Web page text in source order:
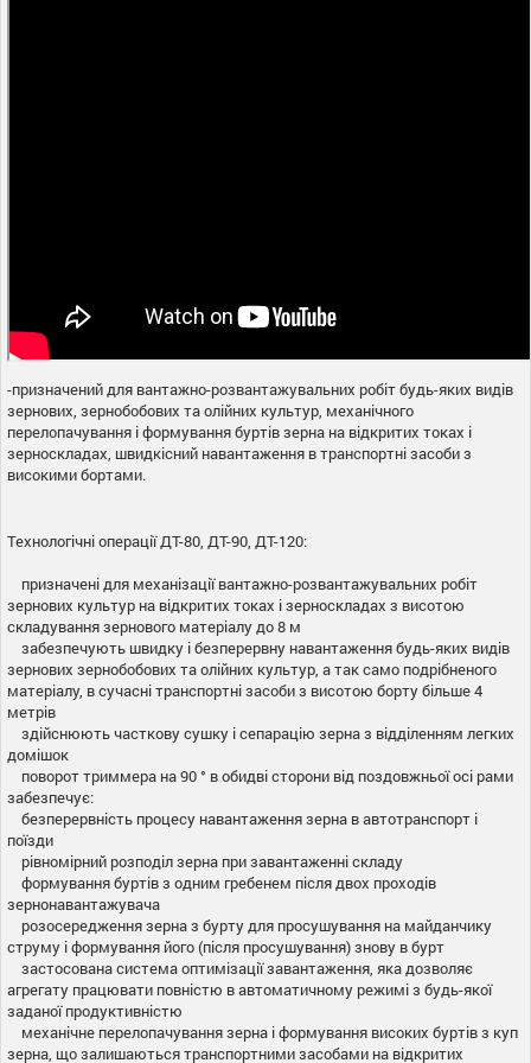
-призначений для вантажно-розвантажувальних робіт будь-яких видів
зернових, зернобобових та олійних культур, механічного
перелопачування і формування буртів зерна на відкритих токах і
зерноскладах, швидкісний навантаження в транспортні засоби з
високими бортами.
Технологічні операції ДТ-80, ДТ-90, ДТ-120:
призначені для механізації вантажно-розвантажувальних робіт
зернових культур на відкритих токах і зерноскладах з висотою
складування зернового матеріалу до 8 м
забезпечують швидку і безперервну навантаження будь-яких видів
зернових зернобобових та олійних культур, а так само подрібненого
матеріалу, в сучасні транспортні засоби з висотою борту більше 4
метрів
здійснюють часткову сушку і сепарацію зерна з відділенням легких
домішок
поворот триммера на 90 ° в обидві сторони від поздовжньої осі рами
забезпечує:
безперервність процесу навантаження зерна в автотранспорт і
поїзди
рівномірний розподіл зерна при завантаженні складу
формування буртів з одним гребенем після двох проходів
зернонавантажувача
розосередження зерна з бурту для просушування на майданчику
струму і формування його (після просушування) знову в бурт
застосована система оптимізації завантаження, яка дозволяє
агрегату працювати повністю в автоматичному режимі з будь-якої
заданої продуктивністю
механічне перелопачування зерна і формування високих буртів з куп
зерна, що залишаються транспортними засобами на відкритих